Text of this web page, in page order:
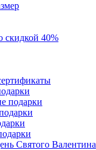
скидкой 40%
подарки
Святого Валентина